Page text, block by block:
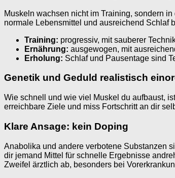
Muskeln wachsen nicht im Training, sondern
normale Lebensmittel und ausreichend Schlaf
Training: progressiv, mit sauberer
Ernährung: ausgewogen, mit
Erholung: Schlaf und Pausentage sind
Genetik und Geduld realistisch
Wie schnell und wie viel Muskel du aufbaust,
erreichbare Ziele und miss Fortschritt an dir
Klare Ansage: kein Doping
Anabolika und andere verbotene Substanzen
dir jemand Mittel für schnelle Ergebnisse
Zweifel ärztlich ab, besonders bei